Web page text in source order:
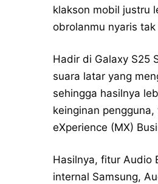
klakson mobil justru
obrolanmu nyaris
Hadir di Galaxy S25
suara latar yang
sehingga hasilnya
keinginan
eXperience (MX)
Hasilnya, fitur Audio
internal Samsung,